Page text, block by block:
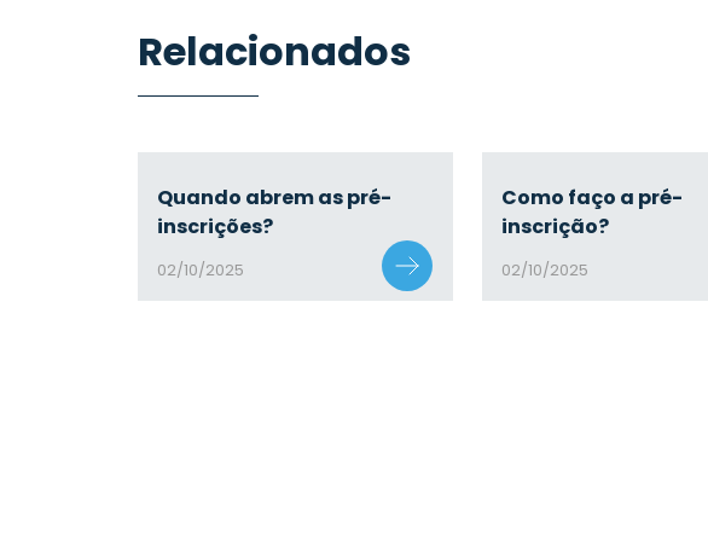
Relacionados
Quando abrem as pré-
inscrições?
02/10/2025
Como faço a pré-
inscrição?
02/10/2025